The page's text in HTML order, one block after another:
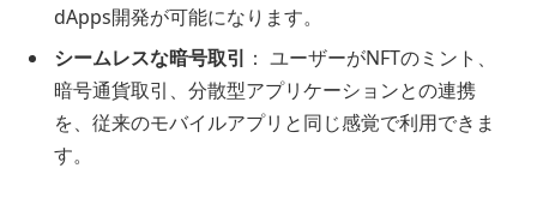
dApps開発が可能になります。
シームレスな暗号取引 ： ユーザーがNFTのミント、
暗号通貨取引、分散型アプリケーションとの連携
を、従来のモバイルアプリと同じ感覚で利用できま
す。